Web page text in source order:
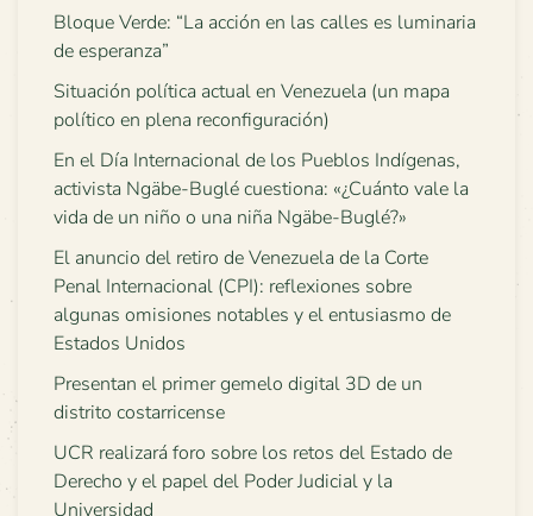
Bloque Verde: “La acción en las calles es luminaria
de esperanza”
Situación política actual en Venezuela (un mapa
político en plena reconfiguración)
En el Día Internacional de los Pueblos Indígenas,
activista Ngäbe-Buglé cuestiona: «¿Cuánto vale la
vida de un niño o una niña Ngäbe-Buglé?»
El anuncio del retiro de Venezuela de la Corte
Penal Internacional (CPI): reflexiones sobre
algunas omisiones notables y el entusiasmo de
Estados Unidos
Presentan el primer gemelo digital 3D de un
distrito costarricense
UCR realizará foro sobre los retos del Estado de
Derecho y el papel del Poder Judicial y la
Universidad